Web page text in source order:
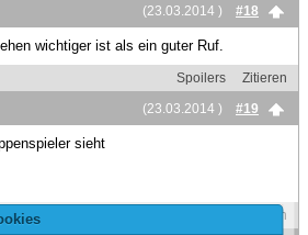
(23.03.2014 )
#18
wichtiger ist als ein guter Ruf.
Spoilers
Zitieren
(23.03.2014 )
#19
sieht
Zitieren